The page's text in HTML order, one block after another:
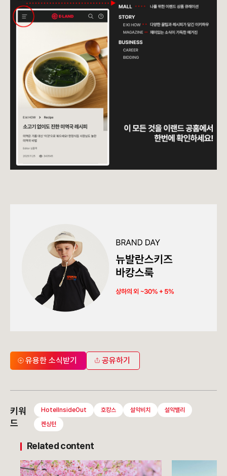
유용한 소식받기 공유하기
키워
드
HotelInsideOut 호캉스 설악비치
설악밸리
켄싱턴
Related content